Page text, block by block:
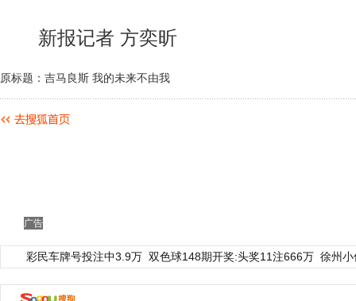
新报记者 方奕昕
原标题：吉马良斯 我的未来不由我
广告
彩民车牌号投注中3.9万 双色球148期开奖:头奖11注666万 徐州